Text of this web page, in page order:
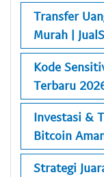
Transfer
Murah |
Kode
Terbaru
Investasi &
Bitcoin
Strategi